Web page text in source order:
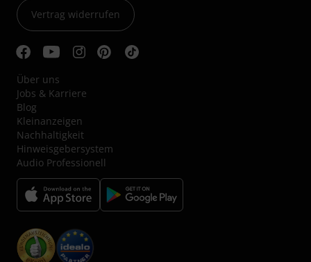
Vertrag widerrufen
Über uns
Jobs & Karriere
Blog
Kleinanzeigen
Nachhaltigkeit
Hinweisgebersystem
Audio Professionell